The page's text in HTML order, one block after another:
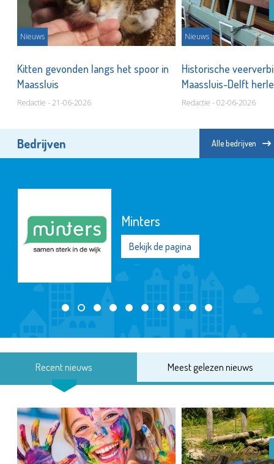
Nieuws
Kitten gevonden langs het spoor in
Maassluis
Redactie - 21-06-2026
Nieuws
Historische
Maassluis-Delft
Redactie - 02-06-2026
Bedrijven Alle bedrijven
Minters
Bekijk de pagina
Recent nieuws Meest gelezen nieuws